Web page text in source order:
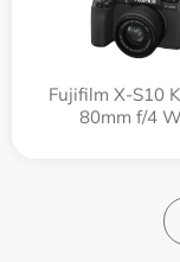
Fujifilm X-S10
80mm f/4